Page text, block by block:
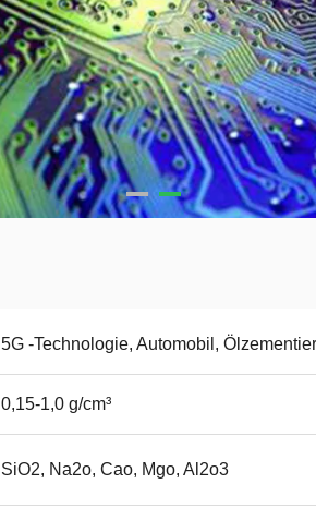
5G -Technologie, Automobil,
0,15-1,0 g/cm³
SiO2, Na2o, Cao, Mgo, Al2o3